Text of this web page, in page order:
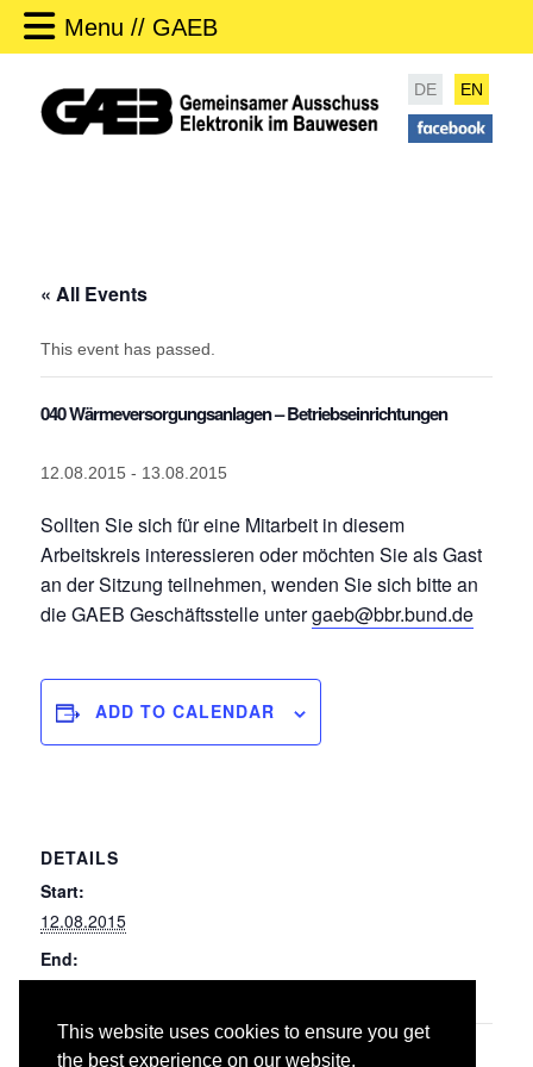
This website uses cookies to ensure you get
the best experience on our website.
Menu // GAEB
DE EN
« All Events
This event has passed.
040 Wärmeversorgungsanlagen – Betriebseinrichtungen
12.08.2015 - 13.08.2015
Sollten Sie sich für eine Mitarbeit in diesem
Arbeitskreis interessieren oder möchten Sie als Gast
an der Sitzung teilnehmen, wenden Sie sich bitte an
die GAEB Geschäftsstelle untergaeb@bbr.bund.de
ADD TO CALENDAR
DETAILS
Start:
12.08.2015
End:
043 Druckrohrleitungen für Gas, Wasser und